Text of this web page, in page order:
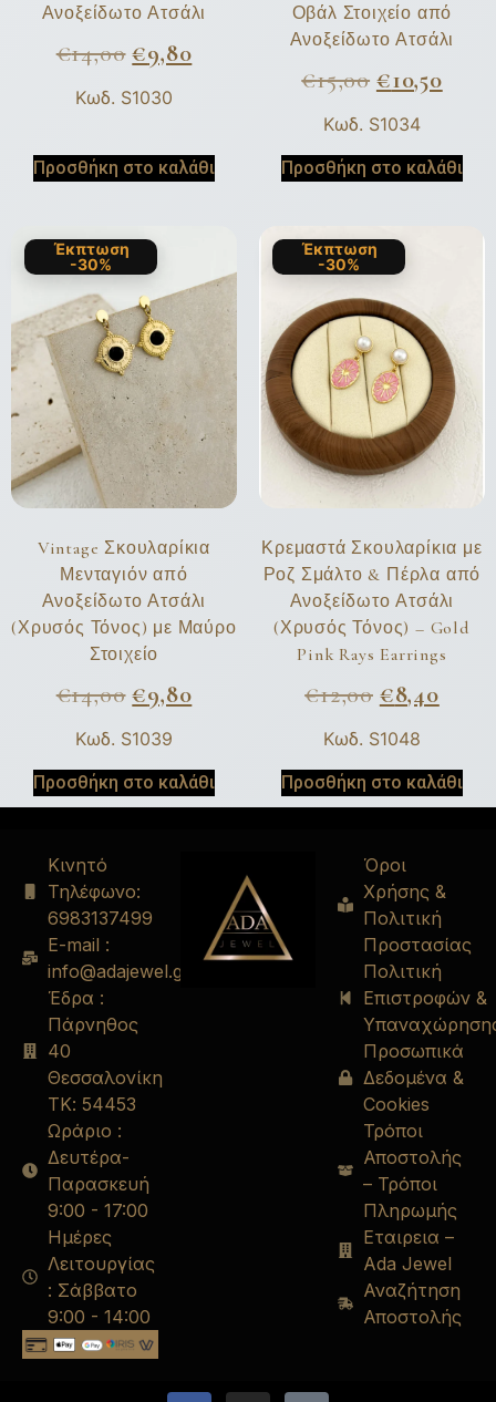
Ανοξείδωτο Ατσάλι
€14,00 €9,80
Κωδ. S1030
Προσθήκη στο καλάθι
Οβάλ Στοιχείο από
Ανοξείδωτο Ατσάλι
€15,00 €10,50
Κωδ. S1034
Προσθήκη στο καλάθι
Έκπτωση
-30%
Vintage Σκουλαρίκια
Μενταγιόν από
Ανοξείδωτο Ατσάλι
(Χρυσός Τόνος) με Μαύρο
Στοιχείο
€14,00 €9,80
Κωδ. S1039
Προσθήκη στο καλάθι
Έκπτωση
-30%
Κρεμαστά Σκουλαρίκια με
Ροζ Σμάλτο & Πέρλα από
Ανοξείδωτο Ατσάλι
(Χρυσός Τόνος) – Gold
Pink Rays Earrings
€12,00 €8,40
Κωδ. S1048
Προσθήκη στο καλάθι
Κινητό
Τηλέφωνο:
6983137499
E-mail :
info@adajewel.gr
Έδρα :
Πάρνηθος
40
Θεσσαλονίκη
ΤΚ: 54453
Ωράριο :
Δευτέρα-
Παρασκευή
9:00 - 17:00
Ημέρες
Λειτουργίας
: Σάββατο
9:00 - 14:00
Όροι
Χρήσης &
Πολιτική
Προστασίας
Πολιτική
Επιστροφών &
Προσωπικά
Δεδομένα &
Cookies
Τρόποι
Αποστολής
– Τρόποι
Πληρωμής
Εταιρεια –
Ada Jewel
Αναζήτηση
Αποστολής